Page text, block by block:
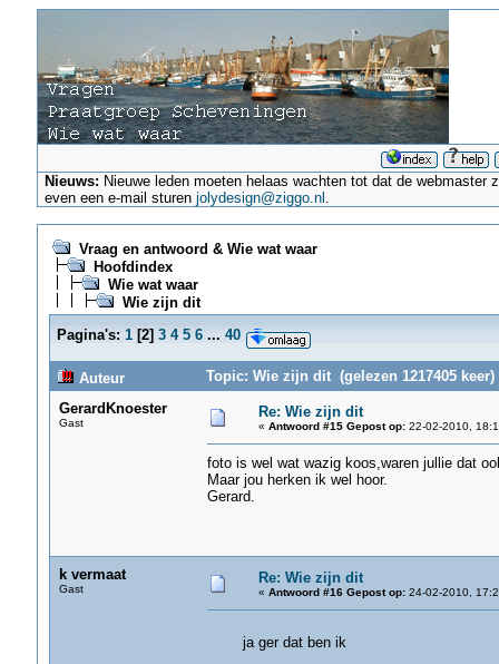
Nieuws: Nieuwe leden moeten helaas wachten tot dat de
even een e-mail sturenjolydesign@ziggo.nl .
Vraag en antwoord & Wie wat waar
Hoofdindex
Wie wat waar
Wie zijn dit
Pagina's: 1[2] 3 4 5 6 ... 40
Auteur
Topic: Wie zijn dit (gelezen 1217405 keer)
GerardKnoester
Gast
Re: Wie zijn dit
« Antwoord #15 Gepost op:22-02-2010,
foto is wel wat wazig koos,waren jullie dat
Maar jou herken ik wel hoor.
Gerard.
k vermaat
Gast
Re: Wie zijn dit
« Antwoord #16 Gepost op:24-02-2010,
ja ger dat ben ik